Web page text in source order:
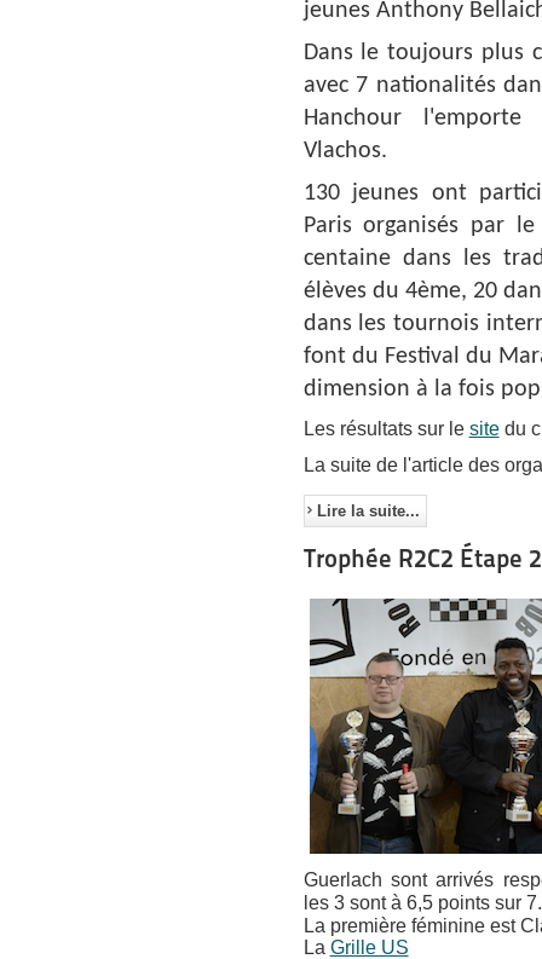
jeunes Anthony
Dans le toujours plus
avec 7 nationalités
Hanchour
Vlachos.
130 jeunes ont
Paris organisés par
centaine dans les
élèves du 4ème, 20
dans les tournois
font du Festival du
dimension à la fois
Les résultats sur le sitedu
La suite de l'article des
Lire la suite...
Trophée R2C2 Étape
Guerlach sont arrivés
les 3 sont à 6,5 points sur 7.
La première féminine est
La Grille US